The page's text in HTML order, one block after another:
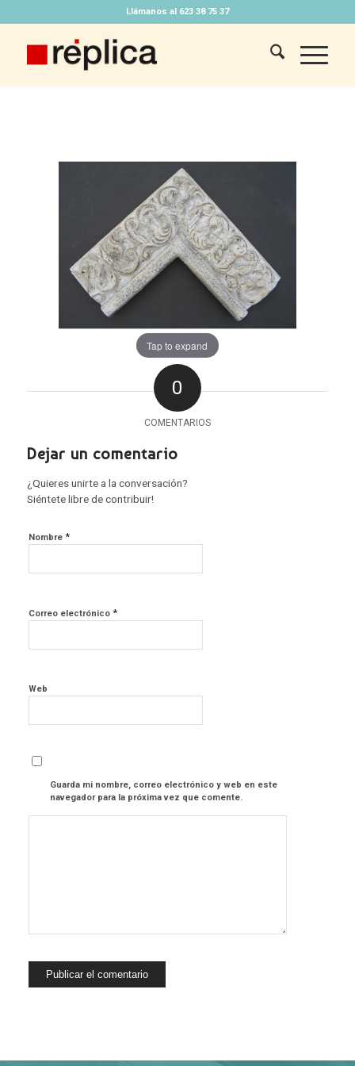
Llámanos al 623 38 75 37
Tap to expand
0
COMENTARIOS
Dejar un comentario
¿Quieres unirte a la conversación?
Siéntete libre de contribuir!
Nombre *
Correo electrónico *
Web
Guarda mi nombre, correo electrónico y web en este
navegador para la próxima vez que comente.